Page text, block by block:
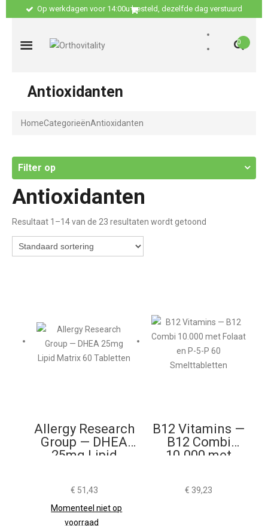
Op werkdagen voor 14:00u besteld, dezelfde dag verstuurd
0
Antioxidanten
HomeCategorieënAntioxidanten
Filter op
Antioxidanten
Resultaat 1–14 van de 23 resultaten wordt getoond
Allergy Research
Group — DHEA
25mg Lipid
€ 51,43
Momenteel niet op
voorraad
B12 Vitamins —
B12 Combi
10.000 met
Smelttabletten
€ 39,23